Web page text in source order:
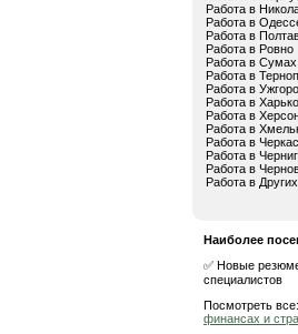
Работа в
Работа в
Работа в
Работа в Ровно
Работа в Сумах
Работа в
Работа в
Работа в
Работа в
Работа в
Работа в
Работа в
Работа в
Работа в
Наиболее
✅ Новые
специалистов
Посмотреть все:
финансах и